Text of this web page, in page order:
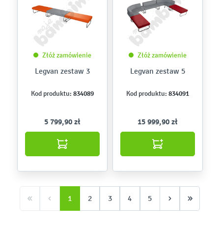
Złóż zamówienie
Legvan zestaw 3
Kod produktu: 834089
5 799,90 zł
Złóż zamówienie
Legvan zestaw 5
Kod produktu: 834091
15 999,90 zł
1 2 3 4 5